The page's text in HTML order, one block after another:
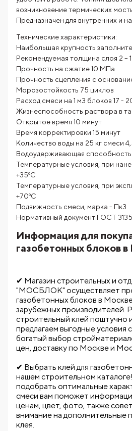
возникновение термических
Предназначен для внутренних и
Технические характеристики:
Наибольшая крупность
Рекомендуемая толщина слоя 2 –
Прочность на сжатие 10 МПа
Прочность сцепления с
Морозостойкость 75 циклов
Расход смеси на 1 м3 блоков 17 -
Жизнеспособность раствора в
Открытое время 10 минут
Время корректировки 15 минут
Количество воды на 25 кг смеси
Водоудерживающая способность
Температурные условия, при
+35ºС
Температурные условия, при
+70ºС
Подвижность смеси, марка - Пк3
Нормативный документ ГОСТ
Информация для
газобетонных блоков
✔ Магазин строительных и
"МОСБЛОК" осуществляет
газобетонных блоков в
зарубежных производителей.
строительный клей поштучно
предлагаем выгодные условия
богатый выбор
цен, доставку по Москве и
✔ Выбрать клей для
нашем строительном
подобрать оптимальные
смеси вам поможет
ценам, цвет, фото, также
внимание на дополнительные
клея.